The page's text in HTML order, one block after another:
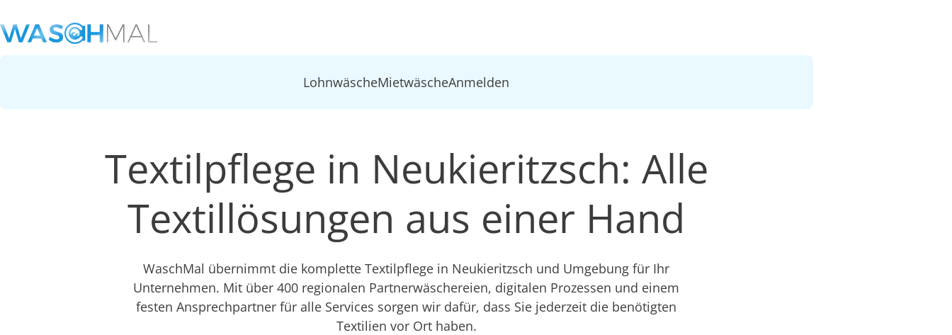
LohnwäscheMietwäscheAnmelden
Textilpflege in Neukieritzsch: Alle
Textillösungen aus einer Hand
WaschMal übernimmt die komplette Textilpflege in Neukieritzsch und Umgebung für Ihr
Unternehmen. Mit über 400 regionalen Partnerwäschereien, digitalen Prozessen und einem
festen Ansprechpartner für alle Services sorgen wir dafür, dass Sie jederzeit die benötigten
Textilien vor Ort haben.